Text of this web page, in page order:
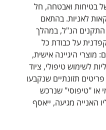
של בטיחות ואבטחה, חל
לאניות. בהתאם
הנ"ל, במהלך
על כבודת כל
היגיינה אישית,
לשימוש טיפולי, ציוד
פריטים תזונתיים שנקבעו
או "טיפוסי" שנרכש
האנייה מגיעה, ייאסף